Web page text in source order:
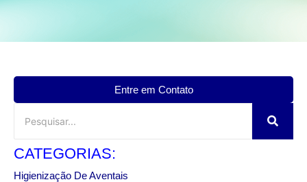
Entre em Contato
CATEGORIAS:
Higienização De Aventais